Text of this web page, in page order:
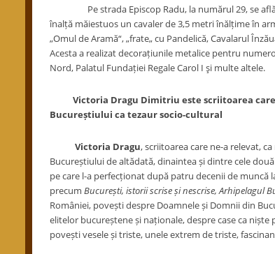
Pe strada Episcop Radu, la numărul 29, se află
înalță măiestuos un cavaler de 3,5 metri înălțime în
„Omul de Aramă“, „frate„ cu Pandelică, Cavalarul
Acesta a realizat decorațiunile metalice pentru
Nord, Palatul Fundației Regale Carol I şi multe altele.
Victoria Dragu Dimitriu este scriitoarea care
Bucureștiului ca tezaur socio-cultural
Victoria Dragu, scriitoarea care ne-a relevat,
Bucureștiului de altădată, dinaintea și dintre cele
pe care l-a perfecționat după patru decenii de muncă
precum București, istorii scrise și nescrise, Arhipelagul
României, povești despre Doamnele și Domnii din
elitelor bucureștene și naționale, despre case ca
povești vesele și triste, unele extrem de triste,